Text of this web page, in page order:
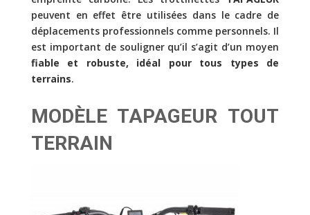
peuvent en effet être utilisées dans le cadre de
déplacements professionnels comme personnels. Il
est important de souligner qu’il s’agit d’un moyen
fiable et robuste, idéal pour tous types de
terrains.
MODÈLE TAPAGEUR TOUT
TERRAIN